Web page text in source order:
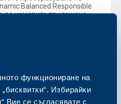
функциониране на
Избирайки
Вие се съгласявате с
Balanced Responsible
да намерите приложено